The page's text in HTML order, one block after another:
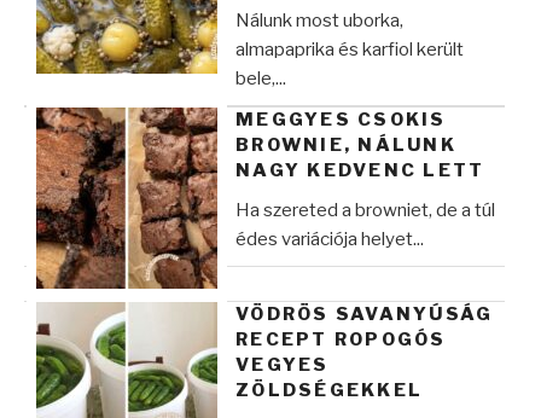
Nálunk most uborka,
almapaprika és karfiol került
bele,...
MEGGYES CSOKIS
BROWNIE, NÁLUNK
NAGY KEDVENC LETT
Ha szereted a browniet, de a túl
édes variációja helyet...
VÖDRÖS SAVANYÚSÁG
RECEPT ROPOGÓS
VEGYES
ZÖLDSÉGEKKEL